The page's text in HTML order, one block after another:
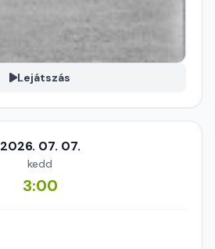
Lejátszás
2026. 07. 07.
kedd
3:00